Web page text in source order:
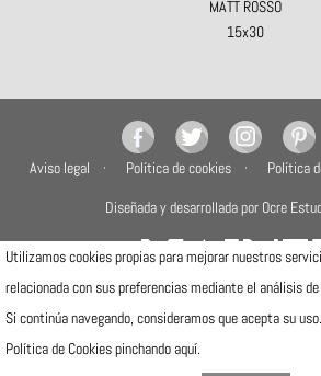
MATT ROSSO
15x30
Aviso legal Política de cookies Política
Diseñada y desarrollada por Ocre
Camí de la Travessa, 17
12540 Vila-real (Castellón)
Telfs: (+34) 964506300 · (+34)
Utilizamos cookies propias para mejorar nuestros
relacionada con sus preferencias mediante el análisis
Si continúa navegando, consideramos que acepta su
Política de Cookies pinchando aquí.